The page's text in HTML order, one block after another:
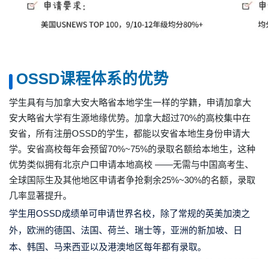
OSSD课程体系的优势
学生具有与加拿大安大略省本地学生一样的学籍，申请加拿大
安大略省大学有生源地缘优势。加拿大超过70%的高校集中在
安省，所有注册OSSD的学生，都能以安省本地生身份申请大
学。安省高校每年会预留70%~75%的录取名额给本地生，这种
优势类似拥有北京户口申请本地高校 ——无需与中国高考生、
全球国际生及其他地区申请者争抢剩余25%~30%的名额，录取
几率显著提升。
学生用OSSD成绩单可申请世界名校，除了常规的英美加澳之
外，欧洲的德国、法国、荷兰、瑞士等，亚洲的新加坡、日
本、韩国、马来西亚以及港澳地区每年都有录取。